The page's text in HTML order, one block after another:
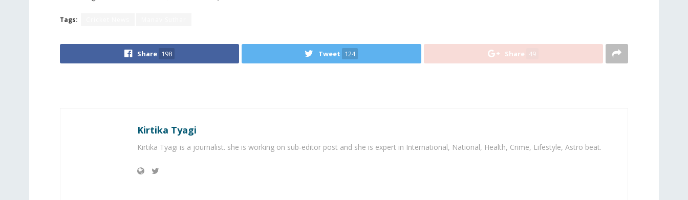
Tags:
Share 198 Tweet 124 Share 49
Kirtika Tyagi
Kirtika Tyagi is a journalist. she is working on sub-editor post and she is expert in International, National, Health, Crime, Lifestyle, Astro beat.